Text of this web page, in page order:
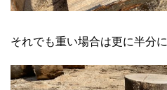
それでも重い場合は更に半分に